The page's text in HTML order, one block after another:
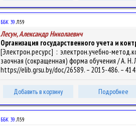
ББК 39.Л59
Лесун, Александр Николаевич
Организация государственного учета и
[Электрон.ресурс] : электрон.учебно-
заочная (сокращенная) форма обучения / А. Н.
https://elib.grsu.by/doc/26589. – 2015-486. –
Добавить в корзину Подробнее
ББК 39.Л59